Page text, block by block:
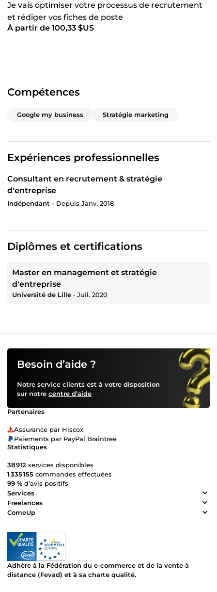
Je vais optimiser votre processus de recrutement
et rédiger vos fiches de poste
À partir de 100,33 $US
Compétences
Google my business Stratégie marketing
Expériences professionnelles
Consultant en recrutement & stratégie
d'entreprise
Indépendant - Depuis Janv. 2018
Diplômes et certifications
Master en management et stratégie
d'entreprise
Université de Lille ‐ Juil. 2020
Besoin d’aide ?
Notre service clients est à votre disposition
sur notre centre d’aide
Partenaires
Assurance par Hiscox
Paiements par PayPal Braintree
Statistiques
38 912 services disponibles
1 335 155 commandes effectuées
99 % d’avis positifs
Services
Freelances
ComeUp
Adhère à la Fédération du e-commerce et de la vente à
distance (Fevad) et à sa charte qualité.